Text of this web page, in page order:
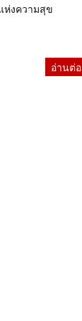
ห่งความสุข
อ่านต่อ